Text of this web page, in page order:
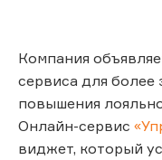
Компания
сервиса для
повышения
Онлайн-сервис
виджет, который